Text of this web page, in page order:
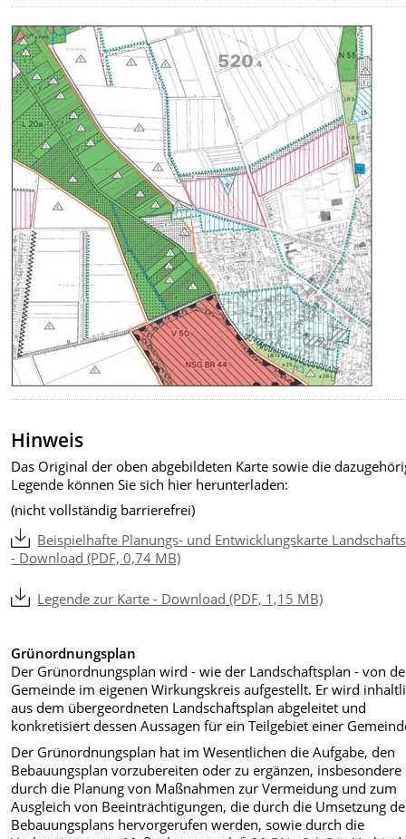
Hinweis
Das Original der oben abgebildeten Karte sowie die
Legende können Sie sich hier herunterladen:
(nicht vollständig barrierefrei)
Beispielhafte Planungs- und Entwicklungskarte
- Download (PDF, 0,74 MB)
Legende zur Karte - Download (PDF, 1,15 MB)
Grünordnungsplan
Der Grünordnungsplan wird - wie der Landschaftsplan - von
Gemeinde im eigenen Wirkungskreis aufgestellt. Er wird
aus dem übergeordneten Landschaftsplan abgeleitet und
konkretisiert dessen Aussagen für ein Teilgebiet einer
Der Grünordnungsplan hat im Wesentlichen die Aufgabe, den
Bebauungsplan vorzubereiten oder zu ergänzen, insbesondere
durch die Planung von Maßnahmen zur Vermeidung und zum
Ausgleich von Beeinträchtigungen, die durch die Umsetzung
Bebauungsplans hervorgerufen werden, sowie durch die